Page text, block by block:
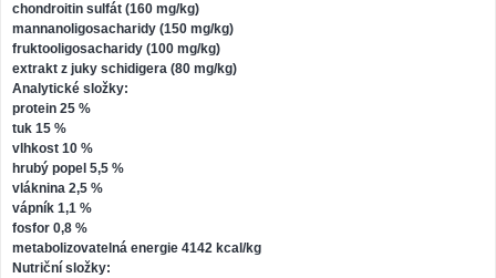
chondroitin sulfát (160 mg/kg)
mannanoligosacharidy (150 mg/kg)
fruktooligosacharidy (100 mg/kg)
extrakt z juky schidigera (80 mg/kg)
Analytické složky:
protein 25 %
tuk 15 %
vlhkost 10 %
hrubý popel 5,5 %
vláknina 2,5 %
vápník 1,1 %
fosfor 0,8 %
metabolizovatelná energie 4142 kcal/kg
Nutriční složky: